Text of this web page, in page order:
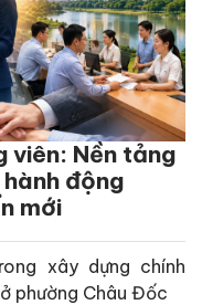
viên: Nền tảng
động
mới
xây dựng chính
phường Châu Đốc